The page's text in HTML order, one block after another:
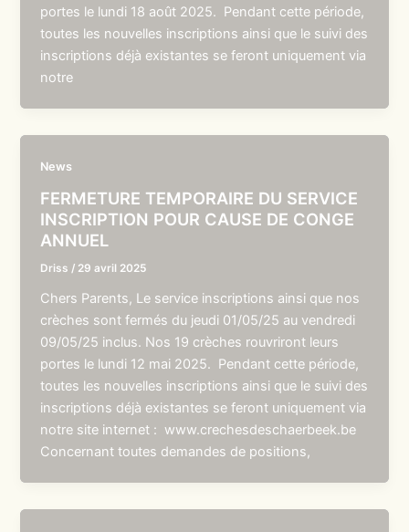
portes le lundi 18 août 2025. Pendant cette période,
toutes les nouvelles inscriptions ainsi que le suivi des
inscriptions déjà existantes se feront uniquement via
notre
News
FERMETURE TEMPORAIRE DU SERVICE
INSCRIPTION POUR CAUSE DE CONGE
ANNUEL
Driss / 29 avril 2025
Chers Parents, Le service inscriptions ainsi que nos
crèches sont fermés du jeudi 01/05/25 au vendredi
09/05/25 inclus. Nos 19 crèches rouvriront leurs
portes le lundi 12 mai 2025. Pendant cette période,
toutes les nouvelles inscriptions ainsi que le suivi des
inscriptions déjà existantes se feront uniquement via
notre site internet : www.crechesdeschaerbeek.be
Concernant toutes demandes de positions,